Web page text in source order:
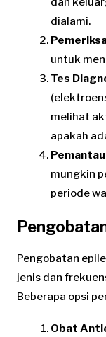
dialami.
untuk
Tes
melihat
apakah
mungkin
periode
Pengobatan
jenis dan
Beberapa opsi
Obat